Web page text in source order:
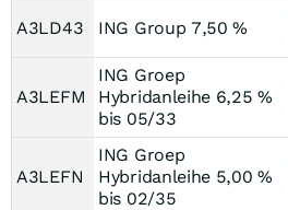
A3LD43 ING Group 7,50 %
A3LEFM
ING Groep
Hybridanleihe 6,25 %
bis 05/33
A3LEFN
ING Groep
Hybridanleihe 5,00 %
bis 02/35